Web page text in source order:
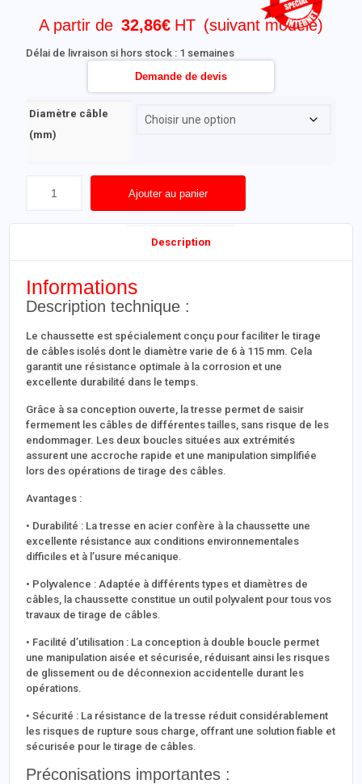
A partir de 32,86€ (suivant modèle)
Délai de livraison si hors stock : 1 semaines
Diamètre câble
(mm)
Ajouter au panier
Demande de devis
Description
Informations
Description technique :
Le chaussette est spécialement conçu pour faciliter le tirage
de câbles isolés dont le diamètre varie de 6 à 115 mm. Cela
garantit une résistance optimale à la corrosion et une
excellente durabilité dans le temps.
Grâce à sa conception ouverte, la tresse permet de saisir
fermement les câbles de différentes tailles, sans risque de les
endommager. Les deux boucles situées aux extrémités
assurent une accroche rapide et une manipulation simplifiée
lors des opérations de tirage des câbles.
Avantages :
• Durabilité : La tresse en acier confère à la chaussette une
excellente résistance aux conditions environnementales
difficiles et à l’usure mécanique.
• Polyvalence : Adaptée à différents types et diamètres de
câbles, la chaussette constitue un outil polyvalent pour tous vos
travaux de tirage de câbles.
• Facilité d’utilisation : La conception à double boucle permet
une manipulation aisée et sécurisée, réduisant ainsi les risques
de glissement ou de déconnexion accidentelle durant les
opérations.
• Sécurité : La résistance de la tresse réduit considérablement
les risques de rupture sous charge, offrant une solution fiable et
sécurisée pour le tirage de câbles.
Préconisations importantes :